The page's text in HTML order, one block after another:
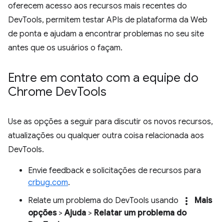
oferecem acesso aos recursos mais recentes do
DevTools, permitem testar APIs de plataforma da Web
de ponta e ajudam a encontrar problemas no seu site
antes que os usuários o façam.
Entre em contato com a equipe do
Chrome DevTools
Use as opções a seguir para discutir os novos recursos,
atualizações ou qualquer outra coisa relacionada aos
DevTools.
Envie feedback e solicitações de recursos para
crbug.com.
Relate um problema do DevTools usando
more_vert
Mais
opções>Ajuda > Relatar um problema do